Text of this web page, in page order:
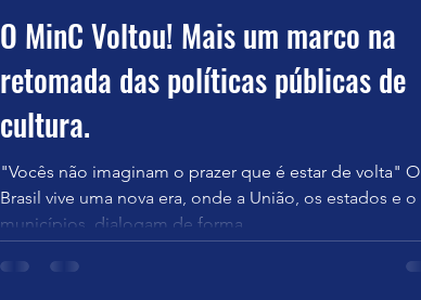
O MinC Voltou! Mais um marco na
retomada das políticas públicas de
cultura.
"Vocês não imaginam o prazer que é estar de volta" O
Brasil vive uma nova era, onde a União, os estados e o
municípios, dialogam de forma...